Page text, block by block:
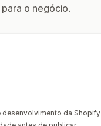
o negócio.
desenvolvimento da Shopify